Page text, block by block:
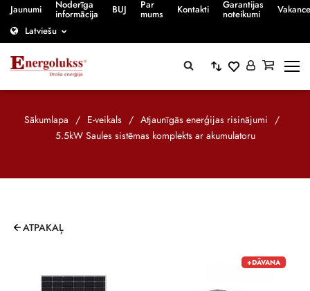
Jaunumi Noderīga
informācija BUJ Par
mums Kontakti Garantijas
noteikumi
Latviešu
Sākumlapa / E-veikals / Atjaunīgās enerģijas risinājumi /
5.5kW Saules sistēmas komplekts ar akumulatoru
ATPAKAĻ
+DĀVANA